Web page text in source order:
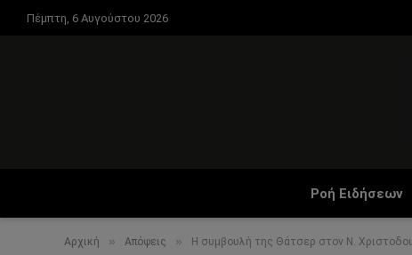
Πέμπτη, 6 Αυγούστου 2026
Ροή Ειδήσεων
Αρχική » Απόψεις » Η συμβουλή της Θάτσερ στον Ν.